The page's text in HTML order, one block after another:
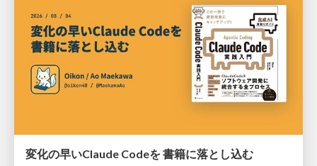
変化の早いClaude Codeを 書籍に落とし込む